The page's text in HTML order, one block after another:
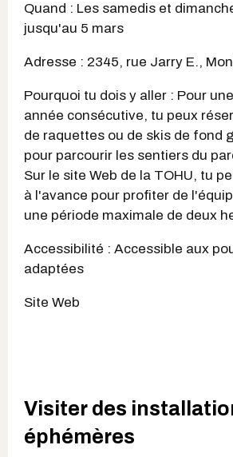
Quand : Les samedis et
jusqu'au 5 mars
Adresse : 2345, rue Jarry E.,
Pourquoi tu dois y aller : Pour
année consécutive, tu peux
de raquettes ou de skis de fond
pour parcourir les sentiers du
Sur le site Web de la TOHU, tu
à l'avance pour profiter de
une période maximale de deux
Accessibilité : Accessible aux
adaptées
Site Web
Visiter des
éphémères